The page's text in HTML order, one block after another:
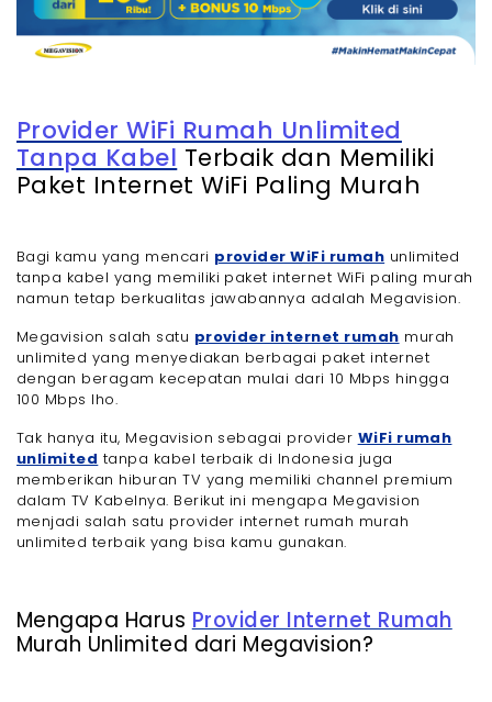
Provider WiFi Rumah Unlimited
Tanpa Kabel Terbaik dan Memiliki
Paket Internet WiFi Paling Murah
Bagi kamu yang mencari provider WiFi rumah unlimited
tanpa kabel yang memiliki paket internet WiFi paling murah
namun tetap berkualitas jawabannya adalah Megavision.
Megavision salah satu provider internet rumah murah
unlimited yang menyediakan berbagai paket internet
dengan beragam kecepatan mulai dari 10 Mbps hingga
100 Mbps lho.
Tak hanya itu, Megavision sebagai provider WiFi rumah
unlimited tanpa kabel terbaik di Indonesia juga
memberikan hiburan TV yang memiliki channel premium
dalam TV Kabelnya. Berikut ini mengapa Megavision
menjadi salah satu provider internet rumah murah
unlimited terbaik yang bisa kamu gunakan.
Mengapa Harus Provider Internet Rumah
Murah Unlimited dari Megavision?